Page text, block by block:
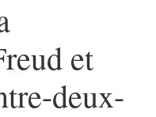
et
deux-